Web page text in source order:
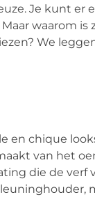
Je kunt er
waarom is
We
en chique
van het
die de verf